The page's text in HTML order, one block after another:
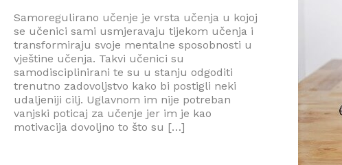
Samoregulirano učenje je vrsta učenja u kojoj
se učenici sami usmjeravaju tijekom učenja i
transformiraju svoje mentalne sposobnosti u
vještine učenja. Takvi učenici su
samodisciplinirani te su u stanju odgoditi
trenutno zadovoljstvo kako bi postigli neki
udaljeniji cilj. Uglavnom im nije potreban
vanjski poticaj za učenje jer im je kao
motivacija dovoljno to što su […]